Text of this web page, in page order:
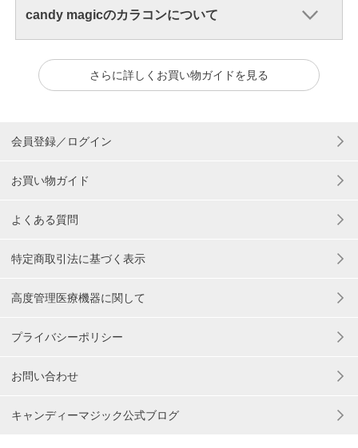
candy magicのカラコンについて
さらに詳しくお買い物ガイドを見る
会員登録／ログイン
お買い物ガイド
よくある質問
特定商取引法に基づく表示
高度管理医療機器に関して
プライバシーポリシー
お問い合わせ
キャンディーマジック公式ブログ